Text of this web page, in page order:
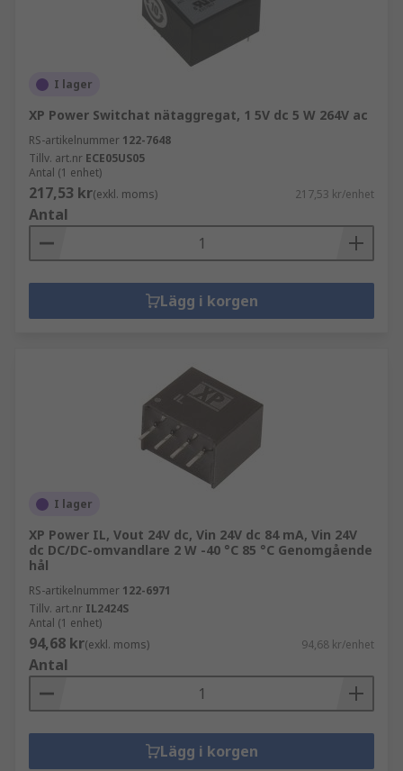
I lager
XP Power Switchat nätaggregat, 1 5V dc 5 W 264V ac
RS-artikelnummer 122-7648
Tillv. art.nr ECE05US05
Antal (1 enhet)
217,53 kr(exkl. moms) 217,53 kr/enhet
Antal
Lägg i korgen
I lager
XP Power IL, Vout 24V dc, Vin 24V dc 84 mA, Vin 24V
dc DC/DC-omvandlare 2 W -40 °C 85 °C Genomgående
hål
RS-artikelnummer 122-6971
Tillv. art.nr IL2424S
Antal (1 enhet)
94,68 kr(exkl. moms) 94,68 kr/enhet
Antal
Lägg i korgen